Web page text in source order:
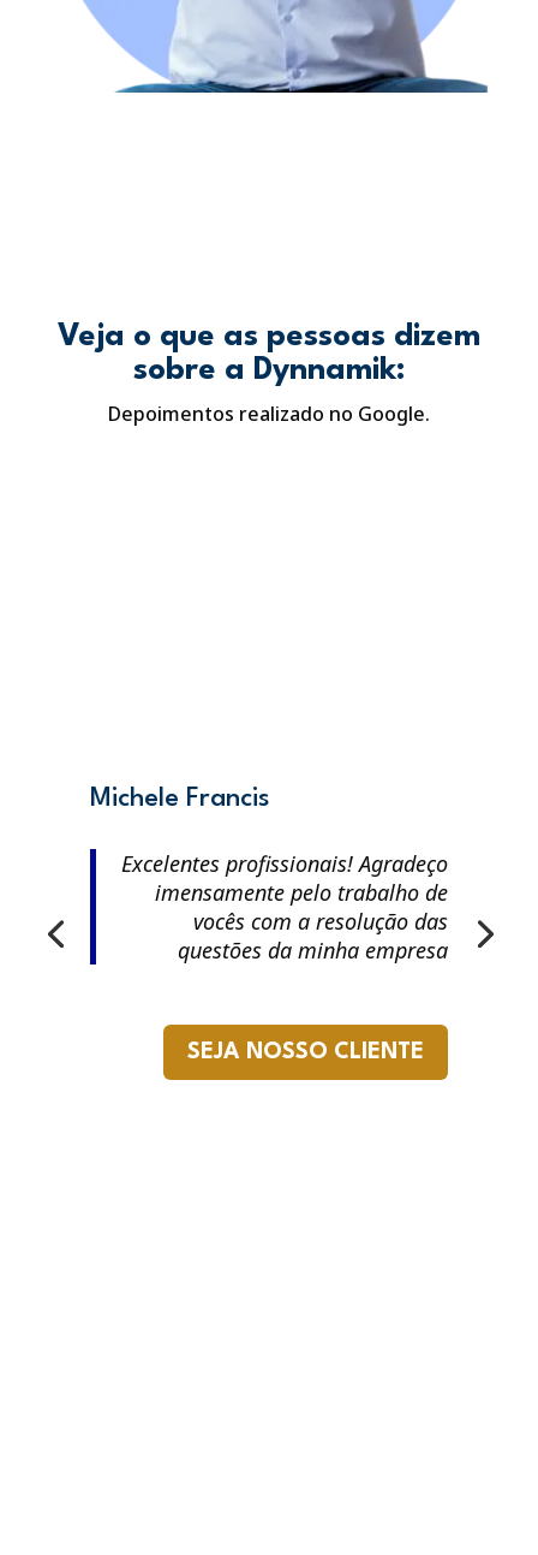
Veja o que as pessoas dizem
sobre a Dynnamik:
Depoimentos realizado no Google.
Michele Francis
Excelentes profissionais! Agradeço
imensamente pelo trabalho de
vocês com a resolução das
questões da minha empresa
SEJA NOSSO CLIENTE